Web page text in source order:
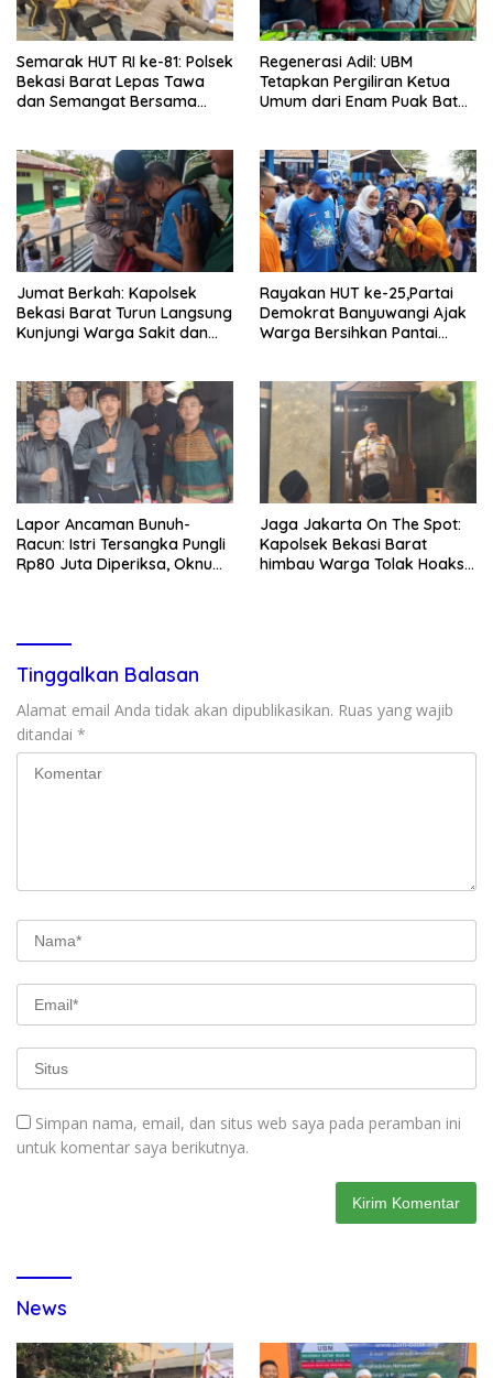
Semarak HUT RI ke-81: Polsek
Bekasi Barat Lepas Tawa
dan Semangat Bersama
Regenerasi Adil: UBM
Tetapkan Pergiliran Ketua
Umum dari Enam Puak Batak
Jumat Berkah: Kapolsek
Bekasi Barat Turun Langsung
Kunjungi Warga Sakit dan
Rayakan HUT ke-25,Partai
Demokrat Banyuwangi Ajak
Warga Bersihkan Pantai
Lapor Ancaman Bunuh-
Racun: Istri Tersangka Pungli
Rp80 Juta Diperiksa, Oknum
Jaga Jakarta On The Spot:
Kapolsek Bekasi Barat
himbau Warga Tolak Hoaks
Tinggalkan Balasan
Alamat email Anda tidak akan dipublikasikan. Ruas yang wajib
ditandai *
Simpan nama, email, dan situs web saya pada peramban ini
untuk komentar saya berikutnya.
News